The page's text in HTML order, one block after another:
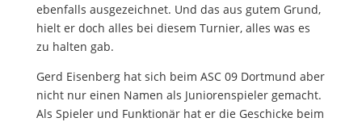
ebenfalls ausgezeichnet. Und das aus gutem Grund,
hielt er doch alles bei diesem Turnier, alles was es
zu halten gab.
Gerd Eisenberg hat sich beim ASC 09 Dortmund aber
nicht nur einen Namen als Juniorenspieler gemacht.
Als Spieler und Funktionär hat er die Geschicke beim